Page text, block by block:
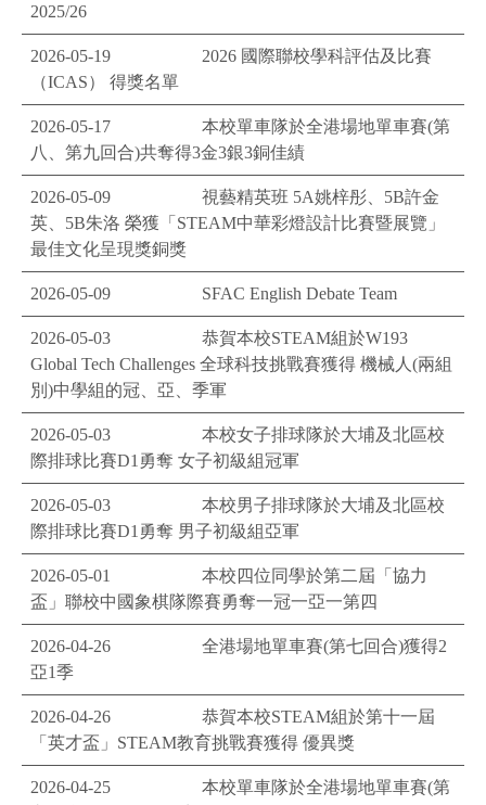
2025/26
2026-05-19
2026 國際聯校學科評估及比賽
（ICAS） 得獎名單
2026-05-17
本校單車隊於全港場地單車賽(第
八、第九回合)共奪得3金3銀3銅佳績
2026-05-09
視藝精英班 5A姚梓彤、5B許金
英、5B朱洛 榮獲「STEAM中華彩燈設計比賽暨展覽」
最佳文化呈現獎銅獎
2026-05-09 SFAC English Debate Team
2026-05-03
恭賀本校STEAM組於W193
Global Tech Challenges ​全球科技挑戰賽獲得 機械人(兩組
別)中學組的冠、亞、季軍
2026-05-03
本校女子排球隊於大埔及北區校
際排球比賽D1勇奪 女子初級組冠軍
2026-05-03
本校男子排球隊於大埔及北區校
際排球比賽D1勇奪 男子初級組亞軍
2026-05-01
本校四位同學於第二屆「協力
盃」聯校中國象棋隊際賽勇奪一冠一亞一第四
2026-04-26
全港場地單車賽(第七回合)獲得2
亞1季
2026-04-26
恭賀本校STEAM組於第十一屆
「英才盃」STEAM教育挑戰賽獲得 優異獎
2026-04-25
本校單車隊於全港場地單車賽(第